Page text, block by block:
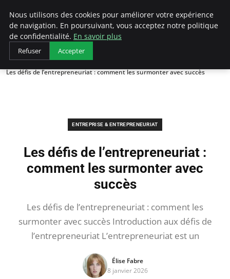
LECFCM
Accueil
Entreprise & Entrepreneuriat
Les défis de l’entrepreneuriat : comment les surmonter avec succès
ENTREPRISE & ENTREPRENEURIAT
Les défis de l’entrepreneuriat :
comment les surmonter avec
succès
Les défis de l’entrepreneuriat : comment les
surmonter avec succès Introduction aux défis de
l’entrepreneuriat L’entrepreneuriat est un
Élise Fabre
8 janvier 2026
Nous utilisons des cookies pour améliorer votre expérience
de navigation. En poursuivant, vous acceptez notre politique
de confidentialité. En savoir plus
Refuser Accepter